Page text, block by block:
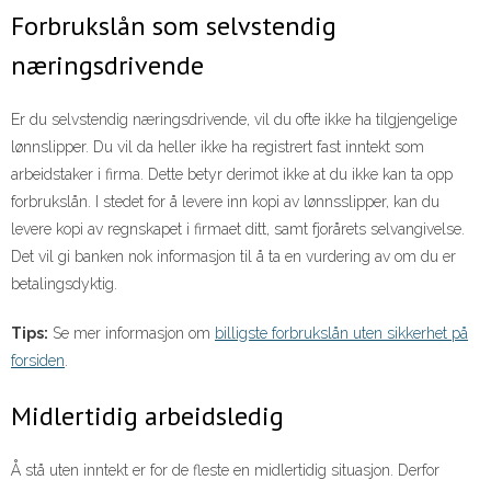
Forbrukslån som selvstendig
næringsdrivende
Er du selvstendig næringsdrivende, vil du ofte ikke ha tilgjengelige
lønnslipper. Du vil da heller ikke ha registrert fast inntekt som
arbeidstaker i firma. Dette betyr derimot ikke at du ikke kan ta opp
forbrukslån. I stedet for å levere inn kopi av lønnsslipper, kan du
levere kopi av regnskapet i firmaet ditt, samt fjorårets selvangivelse.
Det vil gi banken nok informasjon til å ta en vurdering av om du er
betalingsdyktig.
Tips: Se mer informasjon om billigste forbrukslån uten sikkerhet på
forsiden
Midlertidig arbeidsledig
Å stå uten inntekt er for de fleste en midlertidig situasjon. Derfor